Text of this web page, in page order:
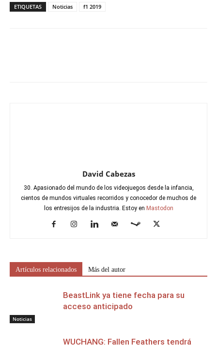
ETIQUETAS Noticias f1 2019
David Cabezas
30. Apasionado del mundo de los videojuegos desde la infancia,
cientos de mundos virtuales recorridos y conocedor de muchos de
los entresijos de la industria. Estoy en Mastodon
Artículos relacionados Más del autor
Noticias
BeastLink ya tiene fecha para su
acceso anticipado
WUCHANG: Fallen Feathers tendrá